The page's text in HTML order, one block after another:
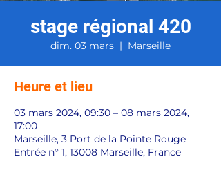
stage régional 420
dim. 03 mars
  |
Marseille
Heure et lieu
03 mars 2024, 09:30 – 08 mars 2024,
17:00
Marseille, 3 Port de la Pointe Rouge
Entrée n° 1, 13008 Marseille, France